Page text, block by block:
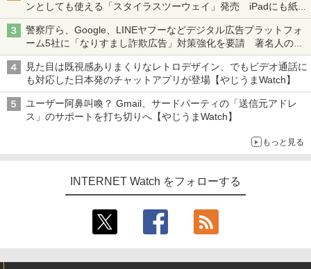
ンとしても使える「スタイラスツーウェイ」発売 iPadにも紙に
も、持ち替えずに書き込める
警察庁ら、Google、LINEヤフーなどデジタル広告プラットフォ
ーム5社に「なりすまし詐欺広告」対策強化を要請 著名人の写
真や映像を使った投資詐欺などへの対策として
見た目は既視感ありまくりなレトロデザイン、でもビデオ通話に
も対応した日本発のチャットアプリが登場【やじうまWatch】
ユーザー阿鼻叫喚？ Gmail、サードパーティの「送信元アドレ
ス」のサポートを打ち切りへ【やじうまWatch】
もっと見る
INTERNET Watch をフォローする